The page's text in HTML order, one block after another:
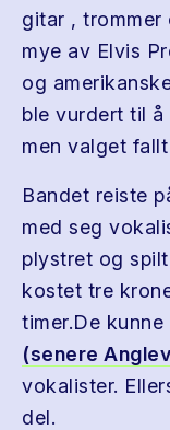
gitar , trommer
mye av Elvis
og
ble vurdert til
men valget fallt
Bandet reiste
med seg
plystret og
kostet tre
timer.De
(senere
vokalister.
del.